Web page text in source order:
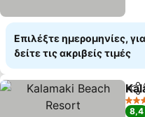
Επιλέξτε ημερομηνίες,
δείτε τις ακριβείς τιμές
4
8,4